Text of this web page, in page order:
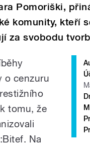
Pomoriški,
komunity, kteří
za svobodu
o cenzuru
tomu, že
Na